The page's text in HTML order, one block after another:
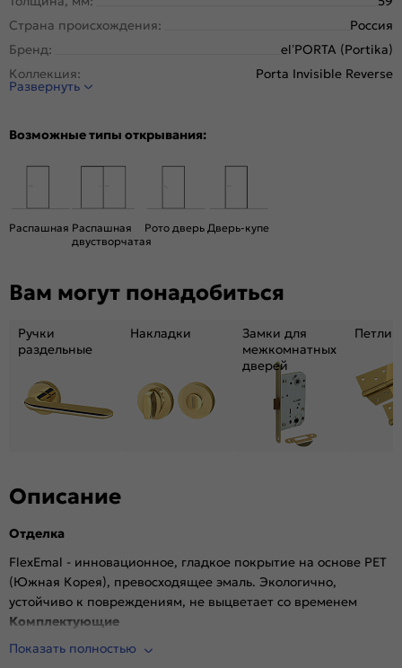
Страна происхождения:
Россия
Бренд:
el’PORTA (Portika)
Коллекция:
Porta Invisible Reverse
Стиль:
Конструкция двери:
Вес, кг:
Кромка:
Алюминиевая черная матовая
Гладкая, матовая
Возможность покраски:
Нет
Для влажных помещений:
Да
Уровень шумоизоляции:
Фрезеровка под петли:
Износостойкость:
Высокая
Пропускает свет:
Подходит под двухстворчатый проём:
Гарантия (лет):
Материал:
Развернуть
Возможные типы открывания:
Распашная Распашная
двустворчатая
Рото дверь Дверь-купе
Вам могут понадобиться
Ручки
раздельные
Накладки
Замки для
межкомнатных
дверей
Петли
Описание
Отделка
FlexEmal - инновационное, гладкое покрытие на основе PET
(Южная Корея), превосходящее эмаль. Экологично,
устойчиво к повреждениям, не выцветает со временем
Комплектующие
Врезана магнитная защелка AGB, выполнена фрезеровка
Показать полностью